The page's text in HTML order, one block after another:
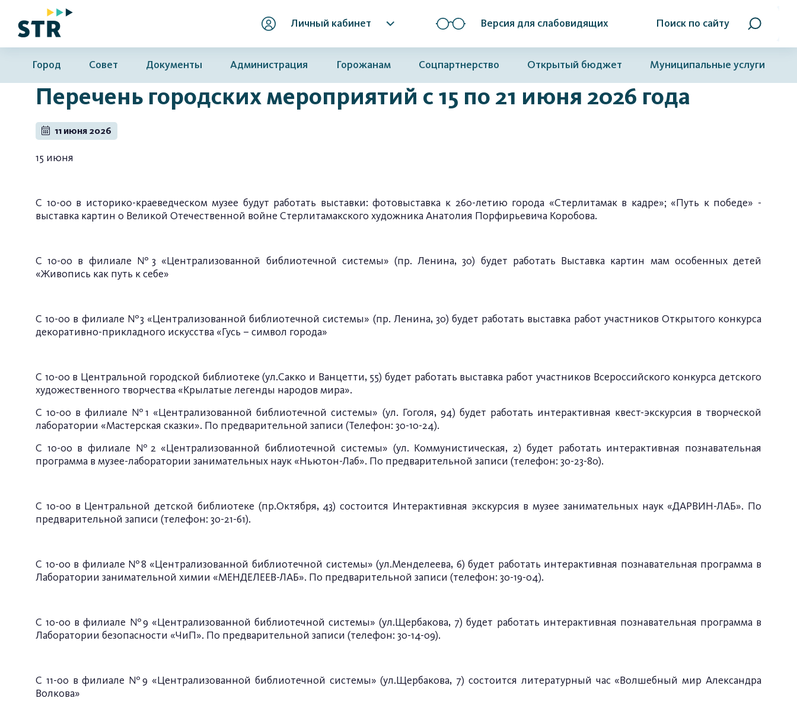
Личный кабинет Версия для слабовидящих Поиск по сайту
Город Совет Документы Администрация Горожанам Соцпартнерство Открытый бюджет Муниципальные услуги
Перечень городских мероприятий с 15 по 21 июня 2026 года
11 июня 2026
15 июня
С 10-00 в историко-краеведческом музее будут работать выставки: фотовыставка к 260-летию города «Стерлитамак в кадре»; «Путь к победе» -
выставка картин о Великой Отечественной войне Стерлитамакского художника Анатолия Порфирьевича Коробова.
С 10-00 в филиале №3 «Централизованной библиотечной системы» (пр. Ленина, 30) будет работать Выставка картин мам особенных детей
«Живопись как путь к себе»
С 10-00 в филиале №3 «Централизованной библиотечной системы» (пр. Ленина, 30) будет работать выставка работ участников Открытого конкурса
декоративно-прикладного искусства «Гусь – символ города»
С 10-00 в Центральной городской библиотеке (ул.Сакко и Ванцетти, 55) будет работать выставка работ участников Всероссийского конкурса детского
художественного творчества «Крылатые легенды народов мира».
С 10-00 в филиале №1 «Централизованной библиотечной системы» (ул. Гоголя, 94) будет работать интерактивная квест-экскурсия в творческой
лаборатории «Мастерская сказки». По предварительной записи (Телефон: 30-10-24).
С 10-00 в филиале №2 «Централизованной библиотечной системы» (ул. Коммунистическая, 2) будет работать интерактивная познавательная
программа в музее-лаборатории занимательных наук «Ньютон-Лаб». По предварительной записи (телефон: 30-23-80).
С 10-00 в Центральной детской библиотеке (пр.Октября, 43) состоится Интерактивная экскурсия в музее занимательных наук «ДАРВИН-ЛАБ». По
предварительной записи (телефон: 30-21-61).
С 10-00 в филиале №8 «Централизованной библиотечной системы» (ул.Менделеева, 6) будет работать интерактивная познавательная программа в
Лаборатории занимательной химии «МЕНДЕЛЕЕВ-ЛАБ». По предварительной записи (телефон: 30-19-04).
С 10-00 в филиале №9 «Централизованной библиотечной системы» (ул.Щербакова, 7) будет работать интерактивная познавательная программа в
Лаборатории безопасности «ЧиП». По предварительной записи (телефон: 30-14-09).
С 11-00 в филиале №9 «Централизованной библиотечной системы» (ул.Щербакова, 7) состоится литературный час «Волшебный мир Александра
Волкова»